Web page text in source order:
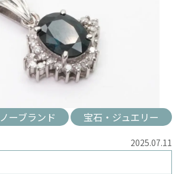
ノーブランド 宝石・ジュエリー
2025.07.11